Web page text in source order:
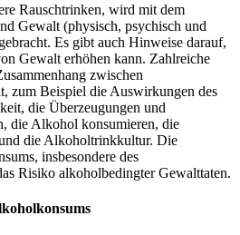
Rauschtrinken, wird mit dem
Gewalt (physisch, psychisch und
Es gibt auch Hinweise darauf,
Gewalt erhöhen kann. Zahlreiche
zwischen
zum Beispiel die Auswirkungen des
die Überzeugungen und
die Alkohol konsumieren, die
die Alkoholtrinkkultur. Die
insbesondere des
Risiko alkoholbedingter Gewalttaten.